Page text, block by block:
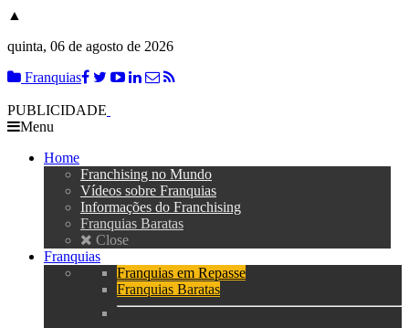
▲
quinta, 06 de agosto de 2026
Franquias
PUBLICIDADE
Menu
Home
Franchising no Mundo
Vídeos sobre Franquias
Informações do Franchising
Franquias Baratas
Close
Franquias
Franquias em Repasse
Franquias Baratas